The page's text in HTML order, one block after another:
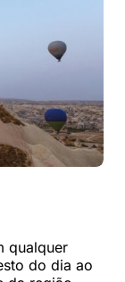
qualquer
do dia ao